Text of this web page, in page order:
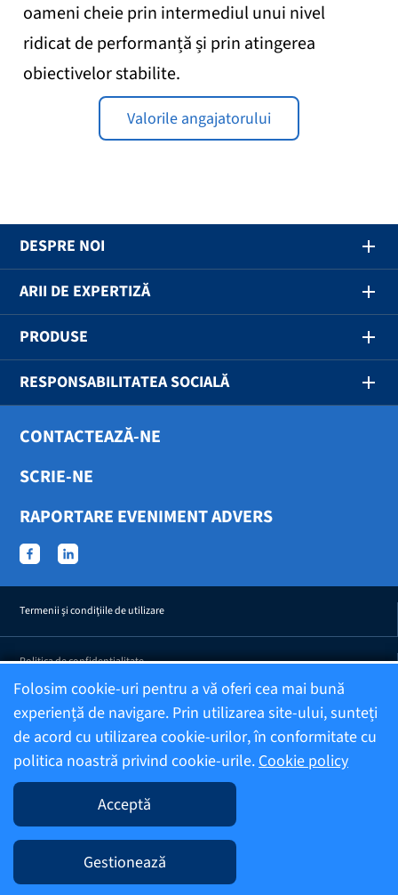
oameni cheie prin intermediul unui nivel
ridicat de performanță și prin atingerea
obiectivelor stabilite.
Valorile angajatorului
DESPRE NOI
ARII DE EXPERTIZĂ
PRODUSE
RESPONSABILITATEA SOCIALĂ
CONTACTEAZĂ-NE
SCRIE-NE
RAPORTARE EVENIMENT ADVERS
Termenii şi condiţiile de utilizare
Politica de confidențialitate
Confidențialitatea efectelor adverse raportate
Informații despre companie
Folosim cookie-uri pentru a vă oferi cea mai bună
experiență de navigare. Prin utilizarea site-ului, sunteți
de acord cu utilizarea cookie-urilor, în conformitate cu
politica noastră privind cookie-urile.Cookie policy
Acceptă
Gestionează